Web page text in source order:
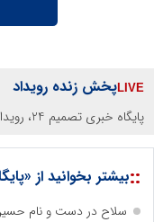
پخش زنده رویداد
پایگاه خبری تصمیم 24، رویداد جدیدی را ثبت نکرده است.
::بیشتر بخوانید از
سلاح در دست و نام